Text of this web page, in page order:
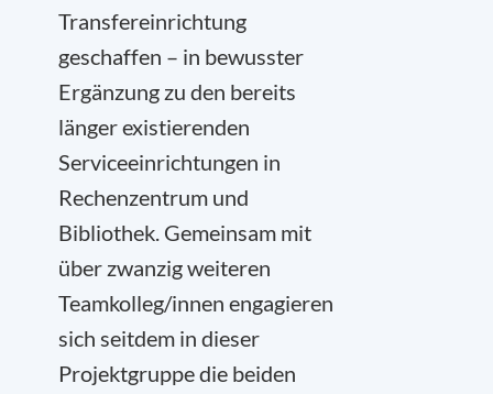
Transfereinrichtung
geschaffen – in bewusster
Ergänzung zu den bereits
länger existierenden
Serviceeinrichtungen in
Rechenzentrum und
Bibliothek. Gemeinsam mit
über zwanzig weiteren
Teamkolleg/innen engagieren
sich seitdem in dieser
Projektgruppe die beiden